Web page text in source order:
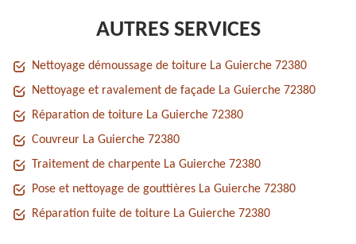
AUTRES SERVICES
Nettoyage démoussage de toiture La Guierche 72380
Nettoyage et ravalement de façade La Guierche 72380
Réparation de toiture La Guierche 72380
Couvreur La Guierche 72380
Traitement de charpente La Guierche 72380
Pose et nettoyage de gouttières La Guierche 72380
Réparation fuite de toiture La Guierche 72380